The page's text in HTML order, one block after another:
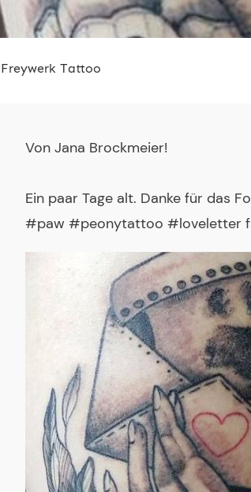
Freywerk Tattoo
Von Jana Brockmeier!
Ein paar Tage alt. Danke für das
#paw #peonytattoo #loveletter